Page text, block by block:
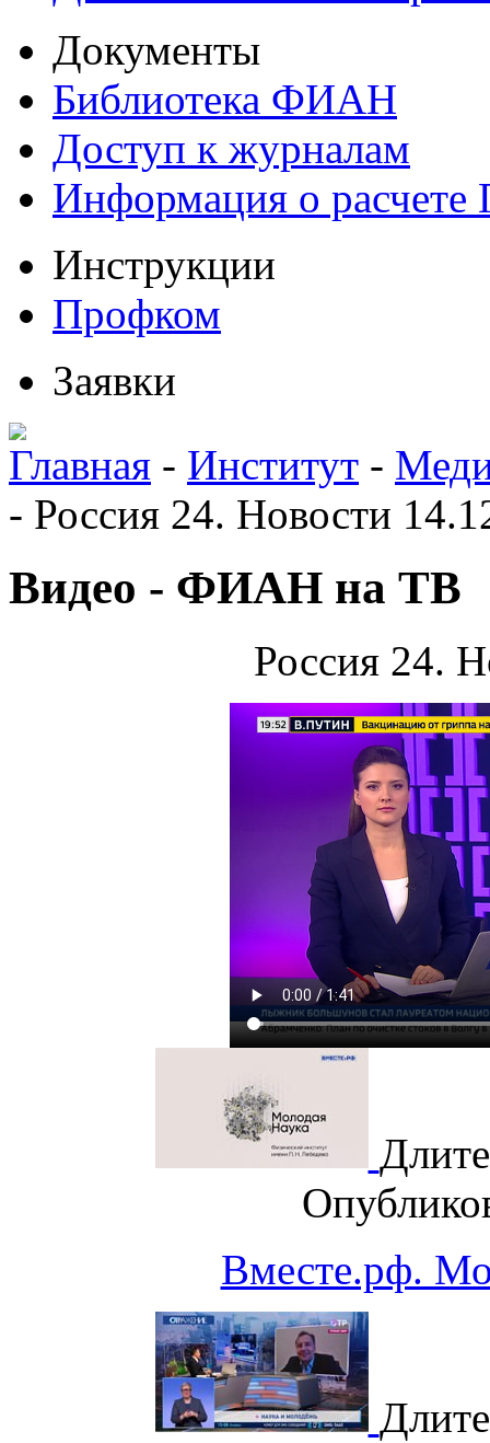
Документы
Библиотека ФИАН
Доступ к журналам
Информация о
Инструкции
Профком
Заявки
Главная - Институт -
- Россия 24. Новости
Видео - ФИАН на ТВ
Россия 24.
Вместе.рф.